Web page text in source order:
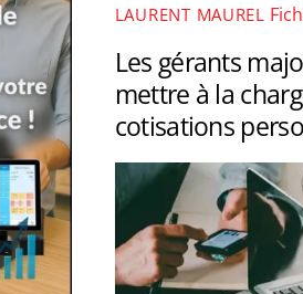
LAURENT MAUREL
Les gérants
mettre à la
cotisations